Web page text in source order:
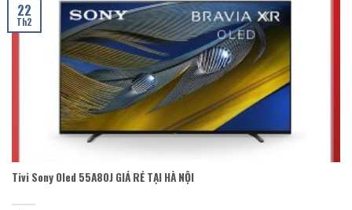
Tivi Sony Oled 55A80J GIÁ RẺ TẠI HÀ NỘI
22
Th2